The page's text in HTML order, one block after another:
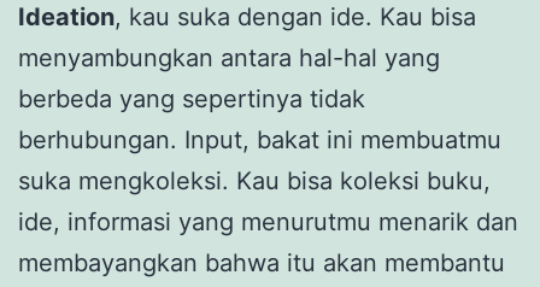
Ideation, kau suka dengan ide. Kau bisa
menyambungkan antara hal-hal yang
berbeda yang sepertinya tidak
berhubungan. Input, bakat ini membuatmu
suka mengkoleksi. Kau bisa koleksi buku,
ide, informasi yang menurutmu menarik dan
membayangkan bahwa itu akan membantu